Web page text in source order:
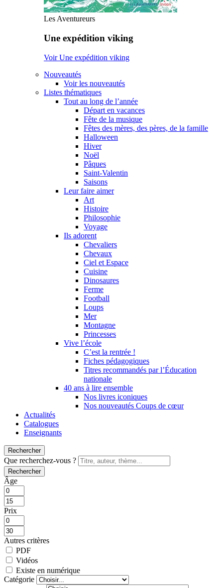
Les Aventureurs
Une expédition viking
Voir Une expédition viking
Nouveautés
Voir les nouveautés
Listes thématiques
Tout au long de l’année
Départ en vacances
Fête de la musique
Fêtes des mères, des pères, de la famille
Halloween
Hiver
Noël
Pâques
Saint-Valentin
Saisons
Leur faire aimer
Art
Histoire
Philosophie
Voyage
Ils adorent
Chevaliers
Chevaux
Ciel et Espace
Cuisine
Dinosaures
Ferme
Football
Loups
Mer
Montagne
Princesses
Vive l’école
C’est la rentrée !
Fiches pédagogiques
Titres recommandés par l’Éducation
nationale
40 ans à lire ensemble
Nos livres iconiques
Nos nouveautés Coups de cœur
Actualités
Catalogues
Enseignants
Rechercher
Que recherchez-vous ?
Rechercher
Âge
Prix
Autres critères
PDF
Vidéos
Existe en numérique
Catégorie